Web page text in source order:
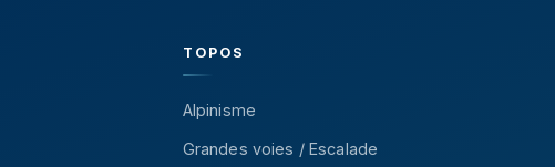
TOPOS
Alpinisme
Grandes voies / Escalade